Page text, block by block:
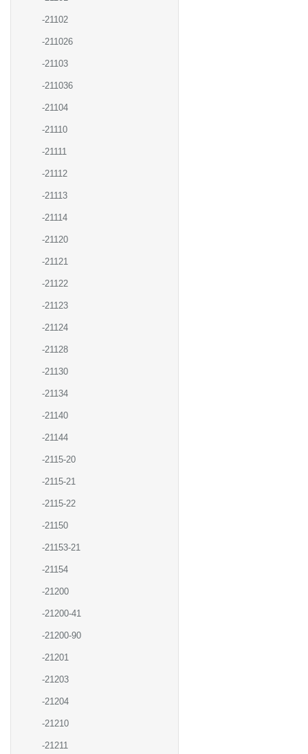
-21102
-211026
-21103
-211036
-21104
-21110
-21111
-21112
-21113
-21114
-21120
-21121
-21122
-21123
-21124
-21128
-21130
-21134
-21140
-21144
-2115-20
-2115-21
-2115-22
-21150
-21153-21
-21154
-21200
-21200-41
-21200-90
-21201
-21203
-21204
-21210
-21211